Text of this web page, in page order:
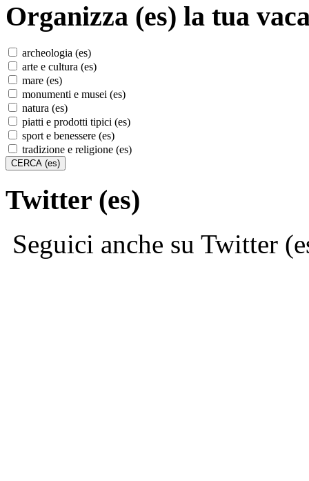
Organizza (es) la tua
archeologia (es)
arte e cultura (es)
mare (es)
monumenti e musei (es)
natura (es)
piatti e prodotti tipici (es)
sport e benessere (es)
tradizione e religione (es)
Twitter (es)
Seguici anche su Twitter